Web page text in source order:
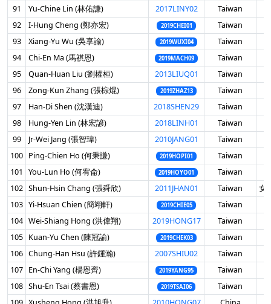
91
Yu-Chine Lin (林佑謙) 2017LINY02 Taiwan
92
I-Hung Cheng (鄭亦宏) 2019CHEI01 Taiwan
93
Xiang-Yu Wu (吳享諭) 2019WUXI04 Taiwan
94
Chi-En Ma (馬祺恩) 2019MACH09 Taiwan
95
Quan-Huan Liu (劉權桓) 2013LIUQ01 Taiwan
96
Zong-Kun Zhang (張棕焜) 2019ZHAZ13 Taiwan
97
Han-Di Shen (沈漢迪) 2018SHEN29 Taiwan
98
Hung-Yen Lin (林宏諺) 2018LINH01 Taiwan
99
Jr-Wei Jang (張智瑋) 2010JANG01 Taiwan
100 Ping-Chien Ho (何秉謙) 2019HOPI01 Taiwan
101
You-Lun Ho (何宥侖) 2019HOYO01 Taiwan
102 Shun-Hsin Chang (張舜欣) 2011JHAN01 Taiwan
女
103 Yi-Hsuan Chien (簡翊軒) 2019CHIE05 Taiwan
104 Wei-Shiang Hong (洪偉翔) 2019HONG17 Taiwan
105 Kuan-Yu Chen (陳冠諭) 2019CHEK03 Taiwan
106 Chung-Han Hsu (許鍾瀚) 2007SHIU02 Taiwan
107 En-Chi Yang (楊恩齊) 2019YANG95 Taiwan
108 Shu-En Tsai (蔡書恩) 2019TSAI06 Taiwan